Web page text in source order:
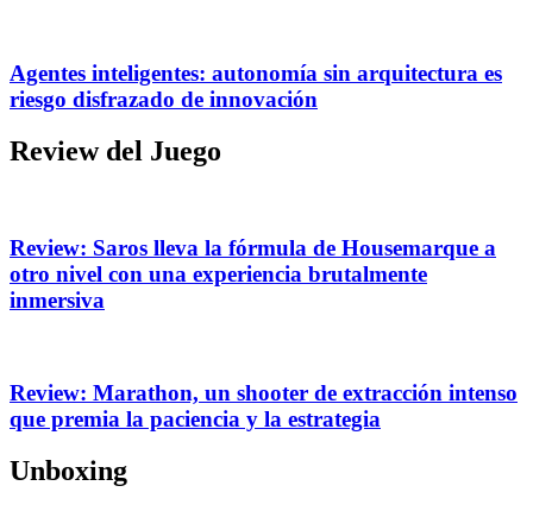
Agentes inteligentes: autonomía sin arquitectura es
riesgo disfrazado de innovación
Review del Juego
Review: Saros lleva la fórmula de Housemarque a
otro nivel con una experiencia brutalmente
inmersiva
Review: Marathon, un shooter de extracción intenso
que premia la paciencia y la estrategia
Unboxing